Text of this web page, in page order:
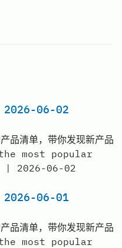
06-02
清单，带你发现新产品
most popular
| 2026-06-02
06-01
清单，带你发现新产品
most popular